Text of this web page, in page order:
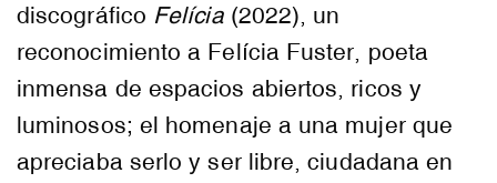
discográfico Felícia (2022), un
reconocimiento a Felícia Fuster, poeta
inmensa de espacios abiertos, ricos y
luminosos; el homenaje a una mujer que
apreciaba serlo y ser libre, ciudadana en